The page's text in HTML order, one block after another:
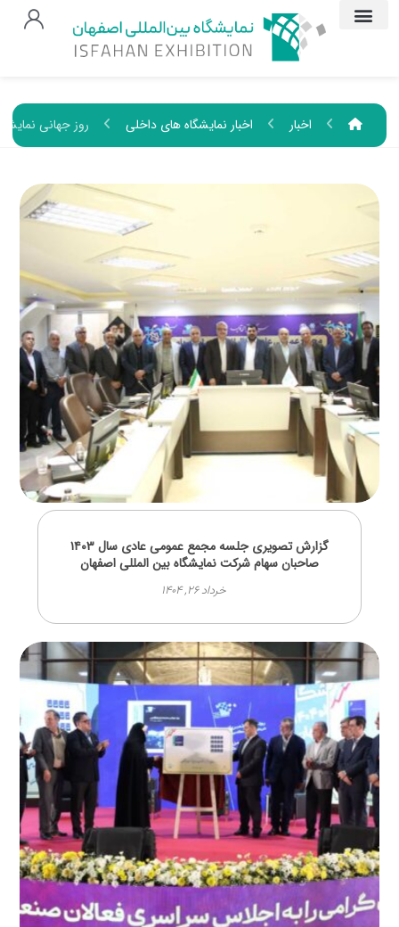
اخبار اخبار نمایشگاه های داخلی روز جهانی
گزارش تصویری جلسه مجمع عمومی عادی سال ۱۴۰۳
صاحبان سهام شرکت نمایشگاه بین المللی اصفهان
خرداد ۲۶, ۱۴۰۴